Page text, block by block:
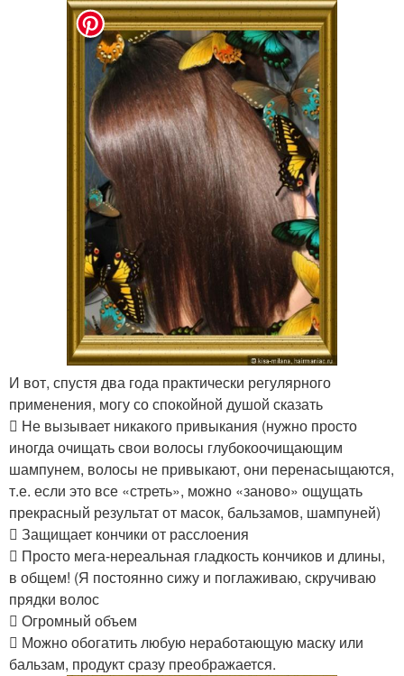
И вот, спустя два года практически регулярного
применения, могу со спокойной душой сказать
 Не вызывает никакого привыкания (нужно просто
иногда очищать свои волосы глубокоочищающим
шампунем, волосы не привыкают, они перенасыщаются,
т.е. если это все «стреть», можно «заново» ощущать
прекрасный результат от масок, бальзамов, шампуней)
 Защищает кончики от расслоения
 Просто мега-нереальная гладкость кончиков и длины,
в общем! (Я постоянно сижу и поглаживаю, скручиваю
прядки волос
 Огромный объем
 Можно обогатить любую неработающую маску или
бальзам, продукт сразу преображается.